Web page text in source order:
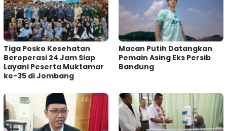
Tiga Posko Kesehatan
Beroperasi 24 Jam Siap
Layani Peserta Muktamar
ke-35 di Jombang
Macan Putih Datangkan
Pemain Asing Eks Persib
Bandung